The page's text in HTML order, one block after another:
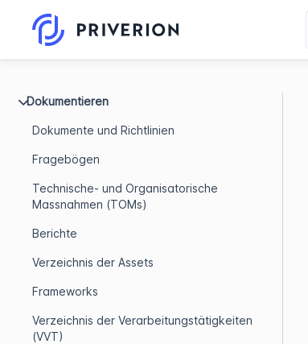
Dokumentieren
Dokumente und Richtlinien
Fragebögen
Technische- und Organisatorische
Massnahmen (TOMs)
Berichte
Verzeichnis der Assets
Frameworks
Verzeichnis der Verarbeitungstätigkeiten
(VVT)